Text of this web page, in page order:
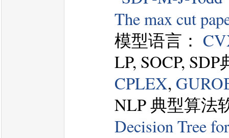
The max cut
模型语言：
LP, SOCP,
CPLEX,
NLP 典型算法
Decision Tree